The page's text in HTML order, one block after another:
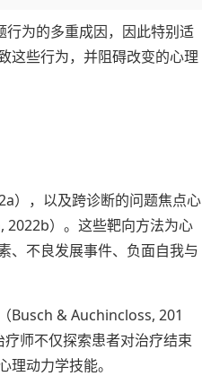
为的多重成因，因此特别适
这些行为，并阻碍改变的心理
），以及跨诊断的问题焦点心
）。这些靶向方法为心
、不良发展事件、负面自我与
Busch & Auchincloss, 201
师不仅探索患者对治疗结束
理动力学技能。